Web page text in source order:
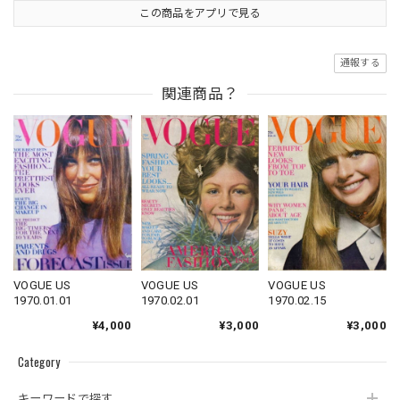
Category
この商品をアプリで見る
通報する
関連商品？
VOGUE US
1970.01.01
¥4,000
VOGUE US
1970.02.01
¥3,000
VOGUE US
1970.02.15
¥3,000